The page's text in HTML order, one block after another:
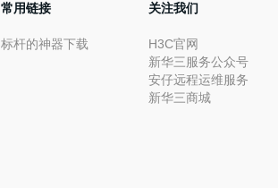
常用链接
标杆的神器下载
关注我们
H3C官网
新华三服务公众号
安仔远程运维服务
新华三商城